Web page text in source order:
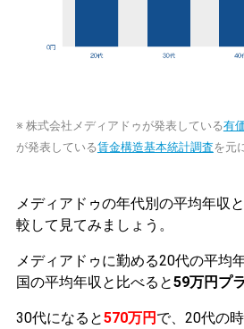
※ 株式会社メディアドゥが発表している有
が発表している賃金構造基本統計調査を元
メディアドゥの年代別の平均年収
較して見てみましょう。
メディアドゥに勤める20代の平均
国の平均年収と比べると59万円プ
30代になると570万円 で、20代の